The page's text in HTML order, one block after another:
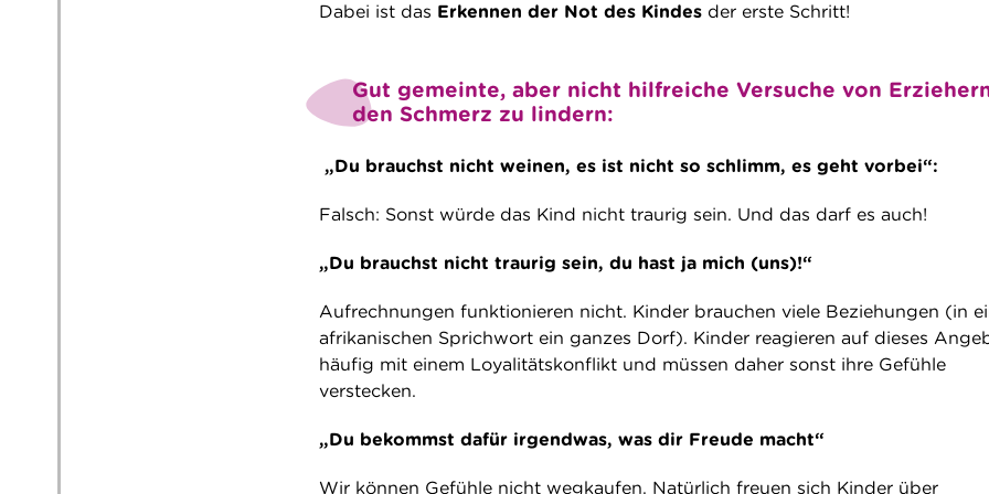
Dabei ist das Erkennen der Not des Kindes der erste Schritt!
Gut gemeinte, aber nicht hilfreiche Versuche von
den Schmerz zu lindern:
„Du brauchst nicht weinen, es ist nicht so schlimm, es geht vorbei“:
Falsch: Sonst würde das Kind nicht traurig sein. Und das darf es auch!
„Du brauchst nicht traurig sein, du hast ja mich (uns)!“
Aufrechnungen funktionieren nicht. Kinder brauchen viele Beziehungen (in
afrikanischen Sprichwort ein ganzes Dorf). Kinder reagieren auf dieses
häufig mit einem Loyalitätskonflikt und müssen daher sonst ihre Gefühle
verstecken.
„Du bekommst dafür irgendwas, was dir Freude macht“
Wir können Gefühle nicht wegkaufen. Natürlich freuen sich Kinder über